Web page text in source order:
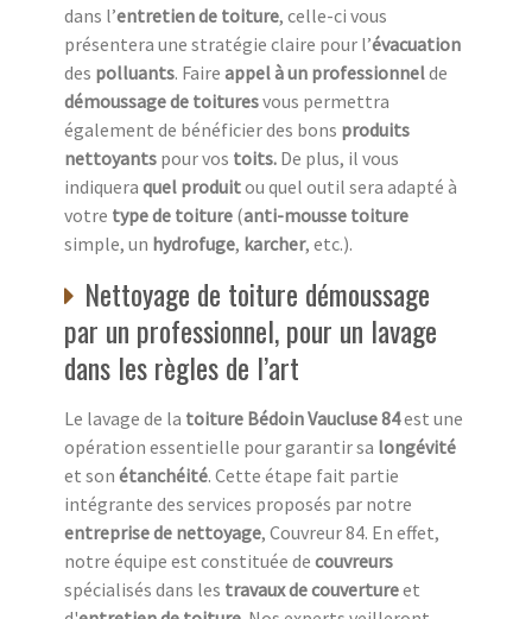
dans l’entretien de toiture, celle-ci vous
présentera une stratégie claire pour l’évacuation
des polluants. Faire appel à un professionnelde
démoussage de toituresvous permettra
également de bénéficier des bons produits
nettoyants pour vos toits. De plus, il vous
indiquera quel produitou quel outil sera adapté à
votre type de toiture (anti-mousse toiture
simple, un hydrofuge, karcher, etc.).
Nettoyage de toiture démoussage
par un professionnel, pour un lavage
dans les règles de l’art
Le lavage de la toiture Bédoin Vaucluse 84est une
opération essentielle pour garantir sa longévité
et son étanchéité. Cette étape fait partie
intégrante des services proposés par notre
entreprise de nettoyage, Couvreur 84. En effet,
notre équipe est constituée de couvreurs
spécialisés dans les travaux de couvertureet